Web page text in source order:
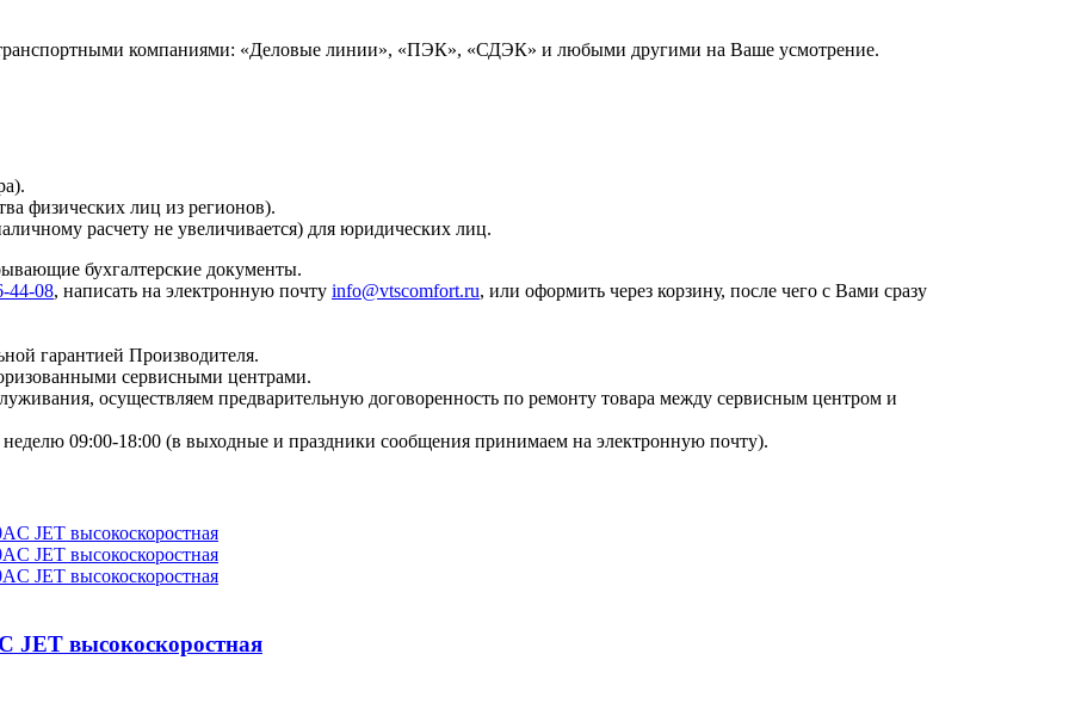
компаниями: «Деловые линии», «ПЭК», «СДЭК» и любыми другими на Ваше усмотрение.
физических лиц из регионов).
расчету не увеличивается) для юридических лиц.
бухгалтерские документы.
44-08, написать на электронную почту info@vtscomfort.ru, или оформить через корзину, после чего с Вами сразу
гарантией Производителя.
сервисными центрами.
осуществляем предварительную договоренность по ремонту товара между сервисным центром и
09:00-18:00 (в выходные и праздники сообщения принимаем на электронную почту).
JET высокоскоростная